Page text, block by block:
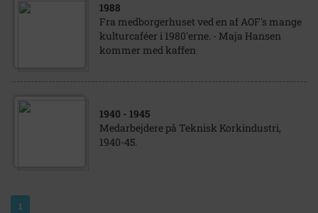
1988
Fra medborgerhuset ved en af AOF's mange
kulturcaféer i 1980'erne. - Maja Hansen
kommer med kaffen
1940 - 1945
Medarbejdere på Teknisk Korkindustri,
1940-45.
1